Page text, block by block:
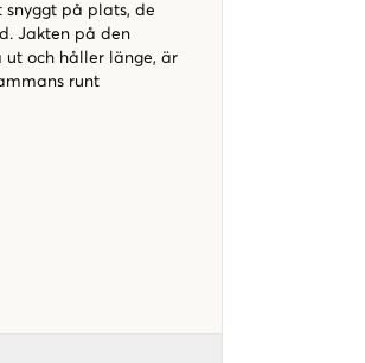
på plats, de
Jakten på den
ut och håller länge, är
runt